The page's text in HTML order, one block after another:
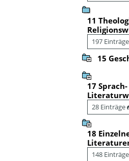
11
197 Einträge
15
17
28 Einträge
18
148 Einträge